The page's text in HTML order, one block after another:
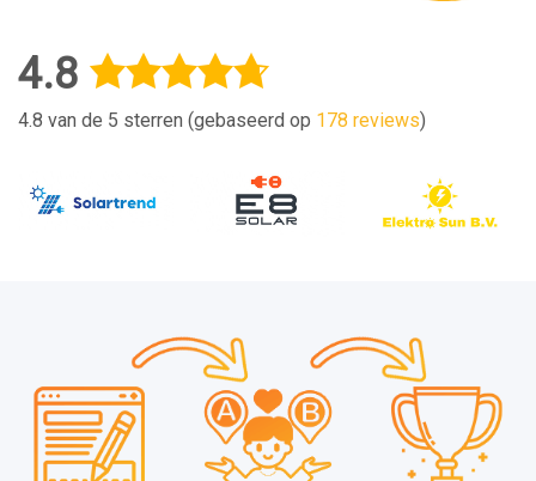
4.8
4.8 van de 5 sterren (gebaseerd op 178 reviews)